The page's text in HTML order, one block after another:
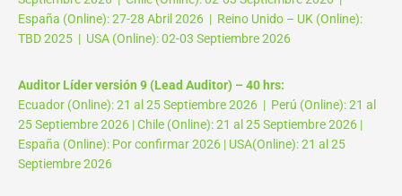
España (Online): 27-28 Abril 2026 | Reino Unido – UK (Online):
TBD 2025 | USA (Online): 02-03 Septiembre 2026
Auditor Líder versión 9 (Lead Auditor) – 40 hrs:
Ecuador (Online): 21 al 25 Septiembre 2026 | Perú (Online): 21 al
25 Septiembre 2026 | Chile (Online): 21 al 25 Septiembre 2026 |
España (Online): Por confirmar 2026 | USA(Online): 21 al 25
Septiembre 2026